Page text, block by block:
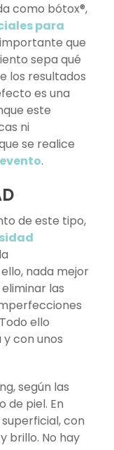
como bótox®,
para
importante que
sepa qué
los resultados
es una
este
ni
se realice
.
de este tipo,
nada mejor
las
ello
con unos
según las
de piel. En
con
brillo. No hay